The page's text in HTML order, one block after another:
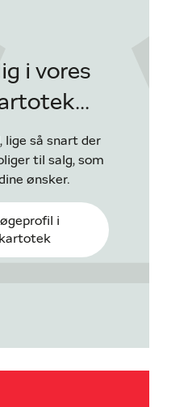
i vores
lige så snart der
til salg, som
ønsker.
i